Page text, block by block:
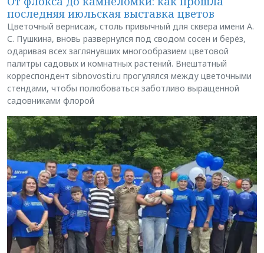
последняя июльская выставка цветов
Цветочный вернисаж, столь привычный для сквера имени А.
С. Пушкина, вновь развернулся под сводом сосен и берёз,
одаривая всех заглянувших многообразием цветовой
палитры садовых и комнатных растений. Внештатный
корреспондент sibnovosti.ru прогулялся между цветочными
стендами, чтобы полюбоваться заботливо выращенной
садовниками флорой